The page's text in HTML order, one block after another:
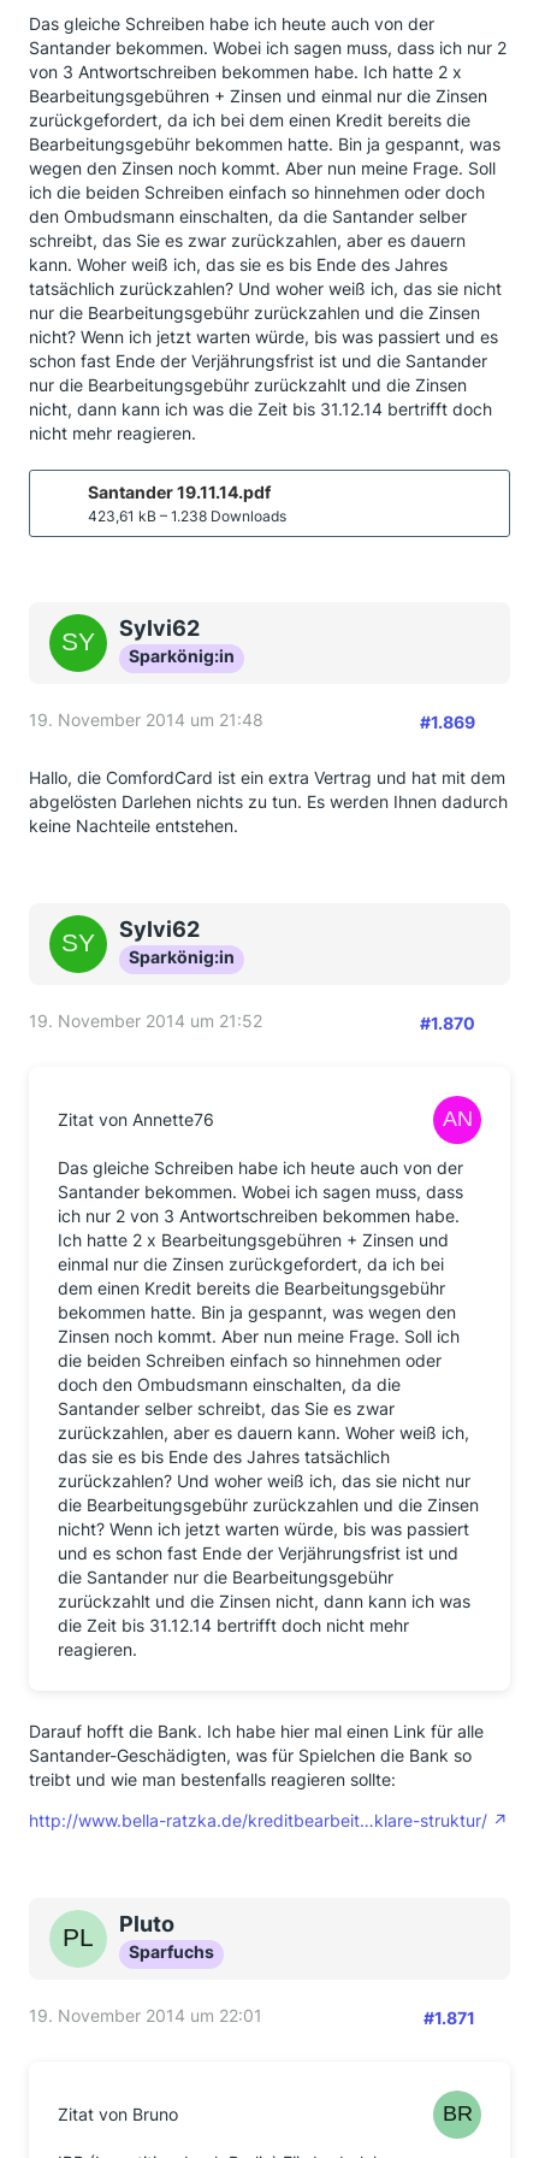
Das gleiche Schreiben habe ich heute auch von der
Santander bekommen. Wobei ich sagen muss, dass ich nur 2
von 3 Antwortschreiben bekommen habe. Ich hatte 2 x
Bearbeitungsgebühren + Zinsen und einmal nur die Zinsen
zurückgefordert, da ich bei dem einen Kredit bereits die
Bearbeitungsgebühr bekommen hatte. Bin ja gespannt, was
wegen den Zinsen noch kommt. Aber nun meine Frage. Soll
ich die beiden Schreiben einfach so hinnehmen oder doch
den Ombudsmann einschalten, da die Santander selber
schreibt, das Sie es zwar zurückzahlen, aber es dauern
kann. Woher weiß ich, das sie es bis Ende des Jahres
tatsächlich zurückzahlen? Und woher weiß ich, das sie nicht
nur die Bearbeitungsgebühr zurückzahlen und die Zinsen
nicht? Wenn ich jetzt warten würde, bis was passiert und es
schon fast Ende der Verjährungsfrist ist und die Santander
nur die Bearbeitungsgebühr zurückzahlt und die Zinsen
nicht, dann kann ich was die Zeit bis 31.12.14 bertrifft doch
nicht mehr reagieren.
Santander 19.11.14.pdf
423,61 kB – 1.238 Downloads
Sylvi62
Sparkönig:in
19. November 2014 um 21:48 #1.869
Hallo, die ComfordCard ist ein extra Vertrag und hat mit dem
abgelösten Darlehen nichts zu tun. Es werden Ihnen dadurch
keine Nachteile entstehen.
Sylvi62
Sparkönig:in
19. November 2014 um 21:52 #1.870
Zitat von Annette76
Das gleiche Schreiben habe ich heute auch von der
Santander bekommen. Wobei ich sagen muss, dass
ich nur 2 von 3 Antwortschreiben bekommen habe.
Ich hatte 2 x Bearbeitungsgebühren + Zinsen und
einmal nur die Zinsen zurückgefordert, da ich bei
dem einen Kredit bereits die Bearbeitungsgebühr
bekommen hatte. Bin ja gespannt, was wegen den
Zinsen noch kommt. Aber nun meine Frage. Soll ich
die beiden Schreiben einfach so hinnehmen oder
doch den Ombudsmann einschalten, da die
Santander selber schreibt, das Sie es zwar
zurückzahlen, aber es dauern kann. Woher weiß ich,
das sie es bis Ende des Jahres tatsächlich
zurückzahlen? Und woher weiß ich, das sie nicht nur
die Bearbeitungsgebühr zurückzahlen und die Zinsen
nicht? Wenn ich jetzt warten würde, bis was passiert
und es schon fast Ende der Verjährungsfrist ist und
die Santander nur die Bearbeitungsgebühr
zurückzahlt und die Zinsen nicht, dann kann ich was
die Zeit bis 31.12.14 bertrifft doch nicht mehr
reagieren.
Darauf hofft die Bank. Ich habe hier mal einen Link für alle
Santander-Geschädigten, was für Spielchen die Bank so
treibt und wie man bestenfalls reagieren sollte:
http://www.bella-ratzka.de/kreditbearbeit…klare-struktur/
Pluto
Sparfuchs
19. November 2014 um 22:01 #1.871
Zitat von Bruno